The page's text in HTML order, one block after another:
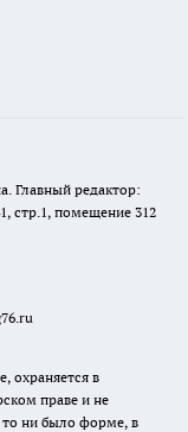
Главный редактор:
стр.1, помещение 312
охраняется в
праве и не
ни было форме, в